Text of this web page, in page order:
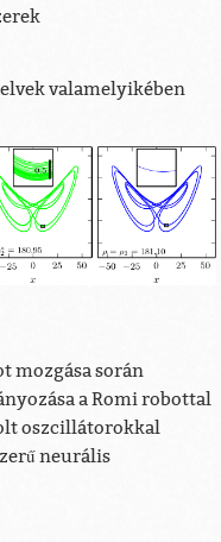
valamelyikében
mozgása során
a Romi robottal
oszcillátorokkal
neurális